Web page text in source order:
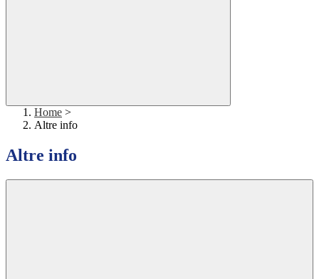
Home >
Altre info
Altre info